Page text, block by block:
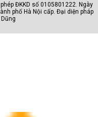
ĐKKD số 0105801222. Ngày
phố Hà Nội cấp. Đại diện pháp